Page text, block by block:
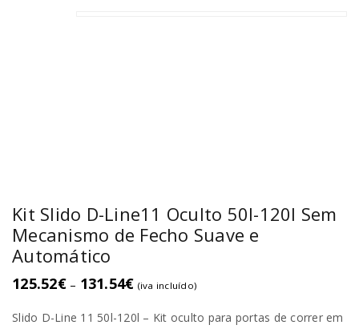
Kit Slido D-Line11 Oculto 50I-120l Sem
Mecanismo de Fecho Suave e
Automático
125.52€ – 131.54€ (iva incluído)
Slido D-Line 11 50l-120l – Kit oculto para portas de correr em